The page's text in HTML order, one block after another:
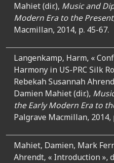
Mahiet (dir.), Music and
Modern Era to the Present
Macmillan, 2014, p. 45-67.
Langenkamp, Harm, «
Harmony in US-PRC Silk
Rebekah Susannah
Damien Mahiet (dir.),
the Early Modern Era to
Palgrave Macmillan, 2014,
Mahiet, Damien, Mark
Ahrendt, « Introduction »,